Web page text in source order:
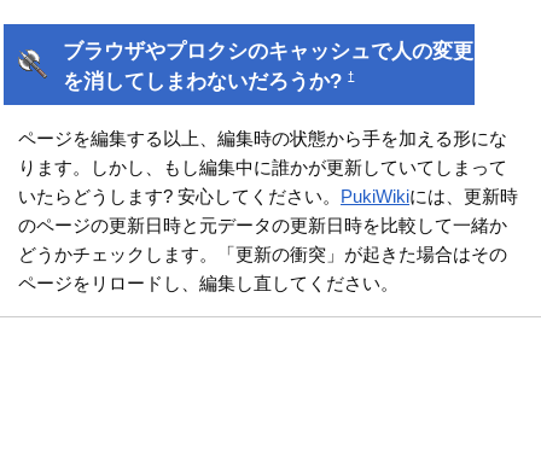
ブラウザやプロクシのキャッシュで人の変更
を消してしまわないだろうか?†
ページを編集する以上、編集時の状態から手を加える形にな
ります。しかし、もし編集中に誰かが更新していてしまって
いたらどうします? 安心してください。 PukiWikiには、更新時
のページの更新日時と元データの更新日時を比較して一緒か
どうかチェックします。「更新の衝突」が起きた場合はその
ページをリロードし、編集し直してください。